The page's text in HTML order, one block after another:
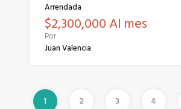
Arrendada
$2,300,000 Al mes
Por
Juan Valencia
1 2 3 4